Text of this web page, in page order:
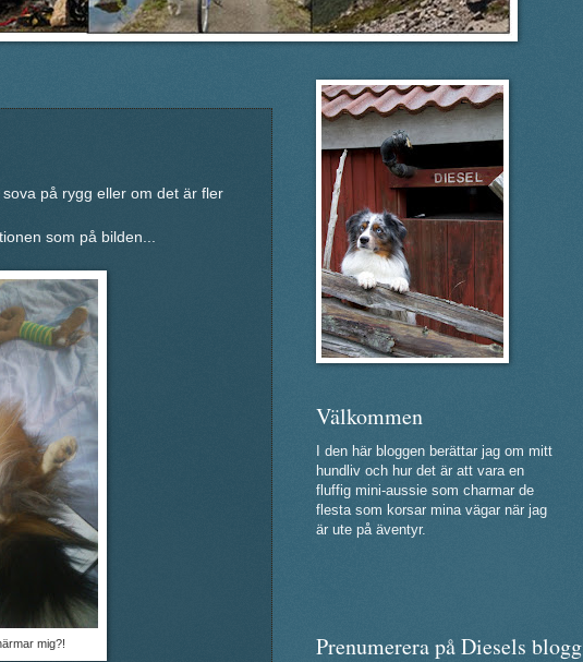
på rygg eller om det är fler
som på bilden...
mig?!
Välkommen
I den här bloggen berättar jag om mitt
hundliv och hur det är att vara en
fluffig mini-aussie som charmar de
flesta som korsar mina vägar när jag
är ute på äventyr.
Prenumerera på Diesels blogg